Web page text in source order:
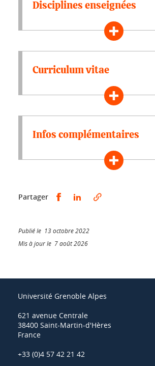
Disciplines enseignées
Curriculum vitae
Infos complémentaires
Partager Partager sur Facebook
Partager sur LinkedIn
Publié le 13 octobre 2022
Mis à jour le 7 août 2026
Université Grenoble Alpes
621 avenue Centrale
38400 Saint-Martin-d'Hères
France
+33 (0)4 57 42 21 42